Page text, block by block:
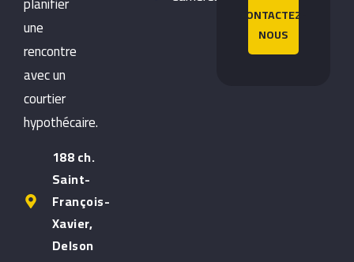
une
rencontre
avec un
courtier
hypothécaire.
188 ch.
Saint-
François-
Xavier,
Delson
CONTACTEZ-
NOUS